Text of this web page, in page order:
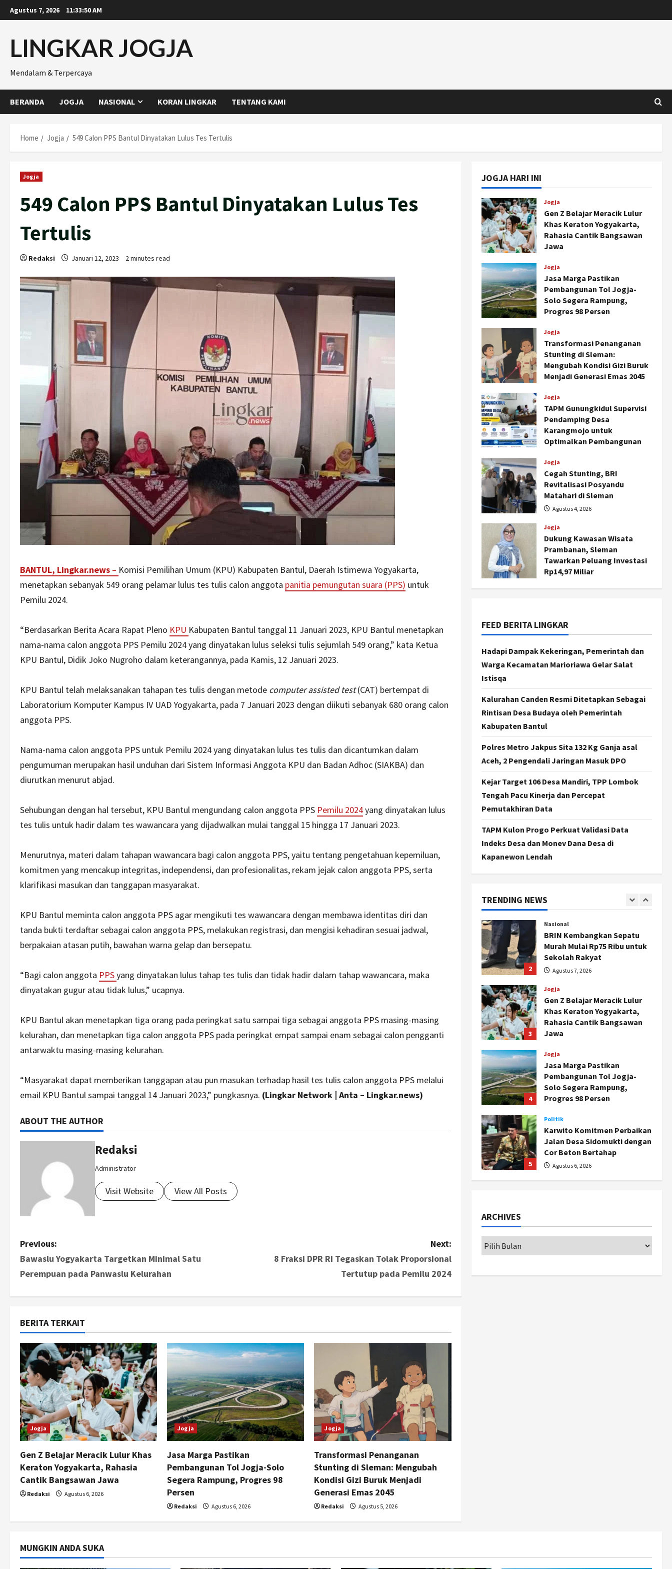
Skip
to
Agustus 7, 2026 11:33:51 AM
LINGKAR JOGJA
Mendalam & Terpercaya
BERANDA JOGJA NASIONAL KORAN LINGKAR TENTANG KAMI
Home Jogja 549 Calon PPS Bantul Dinyatakan Lulus Tes Tertulis
Jogja
549 Calon PPS Bantul Dinyatakan Lulus Tes
Tertulis
Redaksi Januari 12, 2023 2 minutes read
BANTUL, Lingkar.news – Komisi Pemilihan Umum (KPU) Kabupaten Bantul, Daerah Istimewa Yogyakarta,
menetapkan sebanyak 549 orang pelamar lulus tes tulis calon anggota panitia pemungutan suara (PPS) untuk
Pemilu 2024.
“Berdasarkan Berita Acara Rapat Pleno KPU Kabupaten Bantul tanggal 11 Januari 2023, KPU Bantul menetapkan
nama-nama calon anggota PPS Pemilu 2024 yang dinyatakan lulus seleksi tulis sejumlah 549 orang,” kata Ketua
KPU Bantul, Didik Joko Nugroho dalam keterangannya, pada Kamis, 12 Januari 2023.
KPU Bantul telah melaksanakan tahapan tes tulis dengan metode computer assisted test(CAT) bertempat di
Laboratorium Komputer Kampus IV UAD Yogyakarta, pada 7 Januari 2023 dengan diikuti sebanyak 680 orang calon
anggota PPS.
Nama-nama calon anggota PPS untuk Pemilu 2024 yang dinyatakan lulus tes tulis dan dicantumkan dalam
pengumuman merupakan hasil unduhan dari Sistem Informasi Anggota KPU dan Badan Adhoc (SIAKBA) dan
diurutkan menurut abjad.
Sehubungan dengan hal tersebut, KPU Bantul mengundang calon anggota PPS Pemilu 2024yang dinyatakan lulus
tes tulis untuk hadir dalam tes wawancara yang dijadwalkan mulai tanggal 15 hingga 17 Januari 2023.
Menurutnya, materi dalam tahapan wawancara bagi calon anggota PPS, yaitu tentang pengetahuan kepemiluan,
komitmen yang mencakup integritas, independensi, dan profesionalitas, rekam jejak calon anggota PPS, serta
klarifikasi masukan dan tanggapan masyarakat.
KPU Bantul meminta calon anggota PPS agar mengikuti tes wawancara dengan membawa identitas diri dan
tanda bukti terdaftar sebagai calon anggota PPS, melakukan registrasi, dan mengisi kehadiran sesuai jadwal,
berpakaian atasan putih, bawahan warna gelap dan bersepatu.
“Bagi calon anggota PPSyang dinyatakan lulus tahap tes tulis dan tidak hadir dalam tahap wawancara, maka
dinyatakan gugur atau tidak lulus,” ucapnya.
KPU Bantul akan menetapkan tiga orang pada peringkat satu sampai tiga sebagai anggota PPS masing-masing
kelurahan, dan menetapkan tiga calon anggota PPS pada peringkat empat sampai enam sebagai calon pengganti
antarwaktu masing-masing kelurahan.
“Masyarakat dapat memberikan tanggapan atau pun masukan terhadap hasil tes tulis calon anggota PPS melalui
email KPU Bantul sampai tanggal 14 Januari 2023,” pungkasnya. (Lingkar Network | Anta – Lingkar.news)
ABOUT THE AUTHOR
Redaksi
Administrator
Visit Website View All Posts
P
o
n
a
v
i
g
a
t
i
o
n
Previous:
Bawaslu Yogyakarta Targetkan Minimal Satu
Perempuan pada Panwaslu Kelurahan
Next:
8 Fraksi DPR RI Tegaskan Tolak Proporsional
Tertutup pada Pemilu 2024
BERITA TERKAIT
Jogja
Gen Z Belajar Meracik Lulur Khas
Keraton Yogyakarta, Rahasia
Cantik Bangsawan Jawa
Redaksi Agustus 6, 2026
Jogja
Jasa Marga Pastikan
Pembangunan Tol Jogja-Solo
Segera Rampung, Progres 98
Persen
Redaksi Agustus 6, 2026
Jogja
Transformasi Penanganan
Stunting di Sleman: Mengubah
Kondisi Gizi Buruk Menjadi
Generasi Emas 2045
Redaksi Agustus 5, 2026
JOGJA HARI INI
Jogja
Gen Z Belajar Meracik Lulur
Khas Keraton Yogyakarta,
Rahasia Cantik Bangsawan
Jawa
Jogja
Jasa Marga Pastikan
Pembangunan Tol Jogja-
Solo Segera Rampung,
Progres 98 Persen
Jogja
Transformasi Penanganan
Stunting di Sleman:
Mengubah Kondisi Gizi Buruk
Menjadi Generasi Emas 2045
Jogja
TAPM Gunungkidul Supervisi
Pendamping Desa
Karangmojo untuk
Optimalkan Pembangunan
Kalurahan
Agustus 5, 2026
Jogja
Cegah Stunting, BRI
Revitalisasi Posyandu
Matahari di Sleman
Agustus 4, 2026
Jogja
Dukung Kawasan Wisata
Prambanan, Sleman
Tawarkan Peluang Investasi
Rp14,97 Miliar
FEED BERITA LINGKAR
Hadapi Dampak Kekeringan, Pemerintah dan
Warga Kecamatan Marioriawa Gelar Salat
Istisqa
Kalurahan Canden Resmi Ditetapkan Sebagai
Rintisan Desa Budaya oleh Pemerintah
Kabupaten Bantul
Polres Metro Jakpus Sita 132 Kg Ganja asal
Aceh, 2 Pengendali Jaringan Masuk DPO
Kejar Target 106 Desa Mandiri, TPP Lombok
Tengah Pacu Kinerja dan Percepat
Pemutakhiran Data
TAPM Kulon Progo Perkuat Validasi Data
Indeks Desa dan Monev Dana Desa di
Kapanewon Lendah
TRENDING NEWS
Murah Mulai Rp75 Ribu untuk
Sekolah Rakyat
Jogja
Khas Keraton Yogyakarta,
Rahasia Cantik Bangsawan
Jawa
4
Jogja
Jasa Marga Pastikan
Pembangunan Tol Jogja-
Solo Segera Rampung,
Progres 98 Persen
Agustus 6, 2026
5
Politik
Karwito Komitmen Perbaikan
Cor Beton Bertahap
Agustus 6, 2026
1
Politik
Segera Keluar
2
Nasional
BRIN Kembangkan Sepatu
Murah Mulai Rp75 Ribu untuk
Sekolah Rakyat
Agustus 7, 2026
3
Jogja
Gen Z Belajar Meracik Lulur
Khas Keraton Yogyakarta,
Rahasia Cantik Bangsawan
Jawa
4
Jogja
Jasa Marga Pastikan
Pembangunan Tol Jogja-
Solo Segera Rampung,
Progres 98 Persen
5
Politik
Karwito Komitmen Perbaikan
Jalan Desa Sidomukti dengan
Cor Beton Bertahap
Agustus 6, 2026
1
Segera Keluar
ARCHIVES
MUNGKIN ANDA SUKA